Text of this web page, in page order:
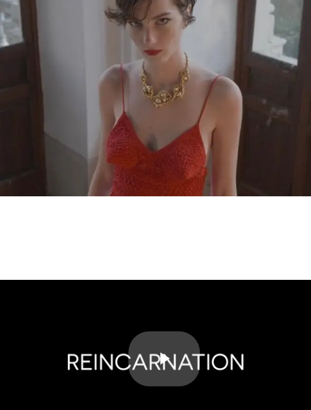
Play